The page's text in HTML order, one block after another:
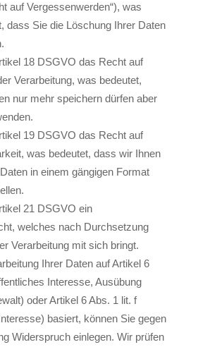
auf Vergessenwerden“), was
dass Sie die Löschung Ihrer Daten
18 DSGVO das Recht auf
Verarbeitung, was bedeutet,
nur mehr speichern dürfen aber
19 DSGVO das Recht auf
was bedeutet, dass wir Ihnen
in einem gängigen Format
21 DSGVO ein
welches nach Durchsetzung
Verarbeitung mit sich bringt.
Ihrer Daten auf Artikel 6
Interesse, Ausübung
oder Artikel 6 Abs. 1 lit. f
basiert, können Sie gegen
Widerspruch einlegen. Wir prüfen